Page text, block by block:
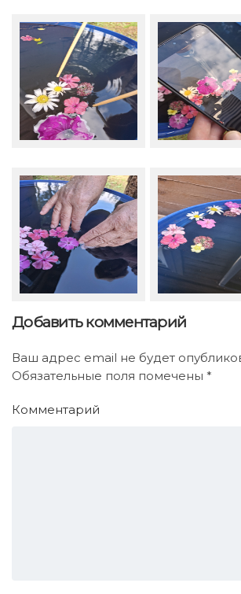
Добавить комментарий
Ваш адрес email не будет
Обязательные поля помечены *
Комментарий